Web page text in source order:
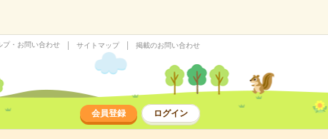
プ・お問い合わせ サイトマップ 掲載のお問い合わせ
会員登録 ログイン